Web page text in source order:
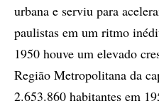
urbana e serviu para
paulistas em um ritmo
1950 houve um elevado
Região Metropolitana da
2.653.860 habitantes em